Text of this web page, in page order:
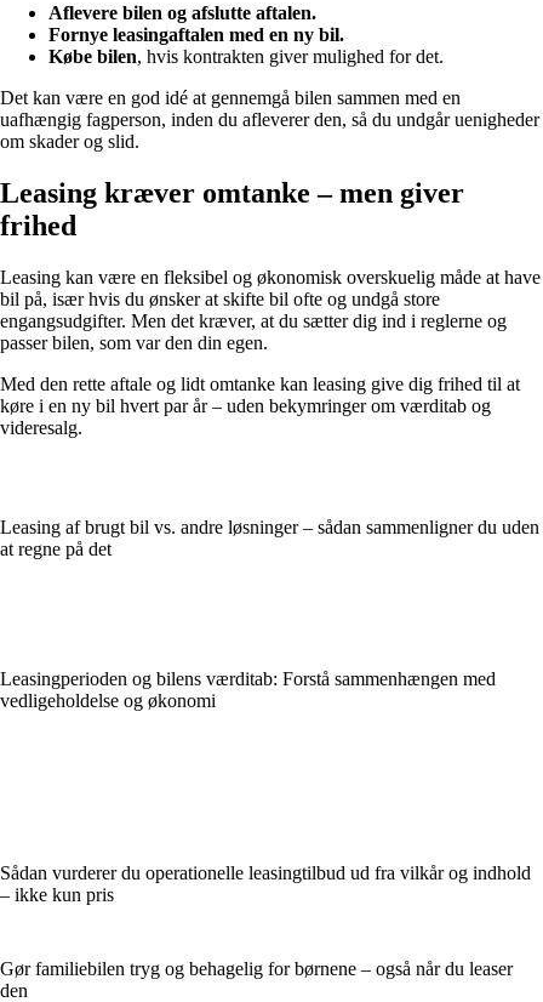
Aflevere bilen og afslutte aftalen.
Fornye leasingaftalen med en ny bil.
Købe bilen, hvis kontrakten giver mulighed for det.
Det kan være en god idé at gennemgå bilen sammen med en
uafhængig fagperson, inden du afleverer den, så du undgår uenigheder
om skader og slid.
Leasing kræver omtanke – men giver
frihed
Leasing kan være en fleksibel og økonomisk overskuelig måde at have
bil på, især hvis du ønsker at skifte bil ofte og undgå store
engangsudgifter. Men det kræver, at du sætter dig ind i reglerne og
passer bilen, som var den din egen.
Med den rette aftale og lidt omtanke kan leasing give dig frihed til at
køre i en ny bil hvert par år – uden bekymringer om værditab og
videresalg.
Leasing af brugt bil vs. andre løsninger – sådan sammenligner du uden
at regne på det
Leasingperioden og bilens værditab: Forstå sammenhængen med
vedligeholdelse og økonomi
Sådan vurderer du operationelle leasingtilbud ud fra vilkår og indhold
– ikke kun pris
Gør familiebilen tryg og behagelig for børnene – også når du leaser
den